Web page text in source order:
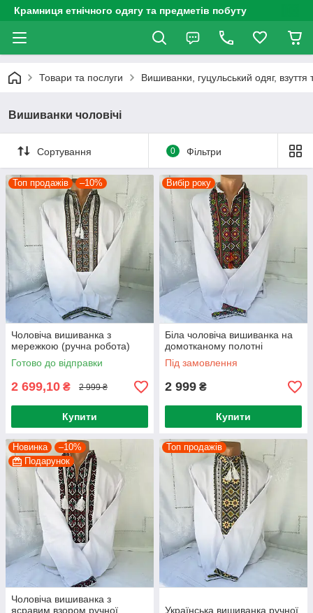
Крамниця етнічного одягу та предметів побуту
Товари та послуги Вишиванки, гуцульський одяг, взуття
Вишиванки чоловічі
Сортування 0 Фільтри
Топ продажів –10%
Чоловіча вишиванка з
мережкою (ручна робота)
Готово до відправки
2 699,10 ₴ 2 999 ₴
Купити
Вибір року
Біла чоловіча вишиванка на
домотканому полотні
Під замовлення
2 999 ₴
Купити
Новинка
–10%
Подарунок
Чоловіча вишиванка з
ясравим взором ручної
Топ продажів
Українська вишиванка ручної